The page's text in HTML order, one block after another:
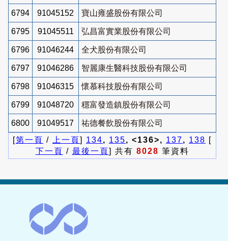
6794 91045152 寶山雍盛股份有限公司
6795 91045511 弘昌富實業股份有限公司
6796 91046244 全犬股份有限公司
6797 91046286 智麗康生醫科技股份有限公司
6798 91046315 懷慕科技股份有限公司
6799 91048720 穩富發造鎮股份有限公司
6800 91049517
祐德餐飲股份有限公司
[第一頁 / 上一頁] 134, 135, <136>, 137, 138 [
下一頁 / 最後一頁] 共有 8028 筆資料